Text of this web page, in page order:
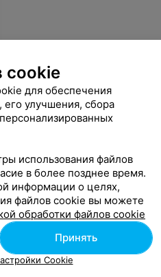
cookie
для обеспечения
его улучшения, сбора
использования файлов
в более позднее время.
информации о целях,
файлов cookie вы можете
обработки файлов cookie
Принять
Cookie